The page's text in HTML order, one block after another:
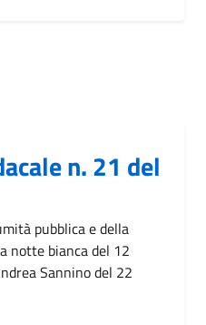
n. 21 del
pubblica e della
notte bianca del 12
Sannino del 22